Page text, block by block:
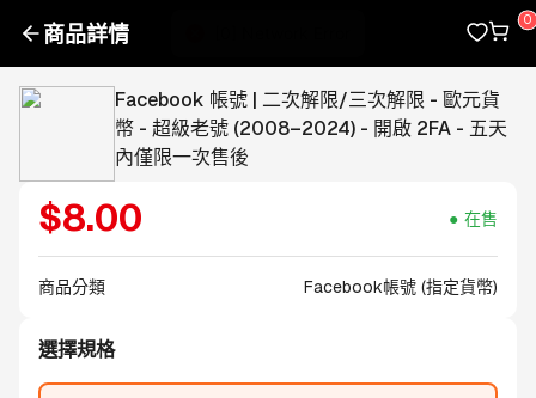
商品詳情
Facebook 帳號 | 二次解限/三次解限 - 歐元貨
幣 - 超級老號 (2008–2024) - 開啟 2FA - 五天
內僅限一次售後
$8.00 在售
商品分類 Facebook帳號 (指定貨幣)
選擇規格